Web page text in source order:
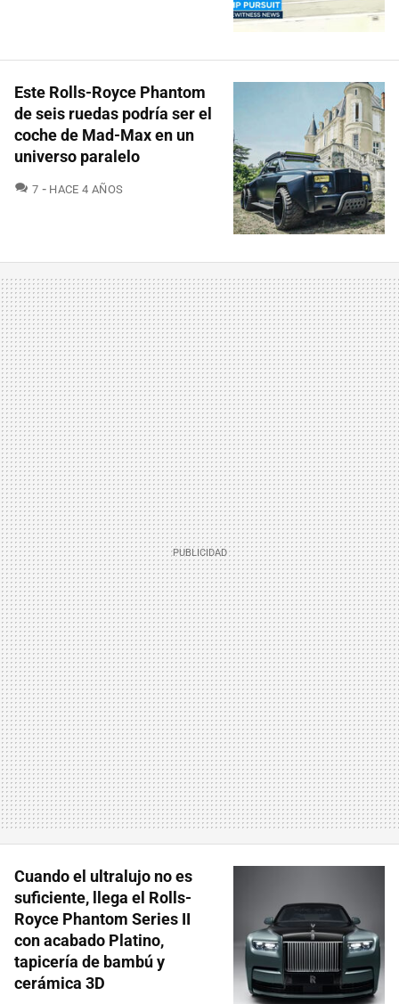
Este Rolls-Royce Phantom
de seis ruedas podría ser el
coche de Mad-Max en un
universo paralelo
7 COMENTARIOS
HACE 4 AÑOS
Cuando el ultralujo no es
suficiente, llega el Rolls-
Royce Phantom Series II
con acabado Platino,
tapicería de bambú y
cerámica 3D